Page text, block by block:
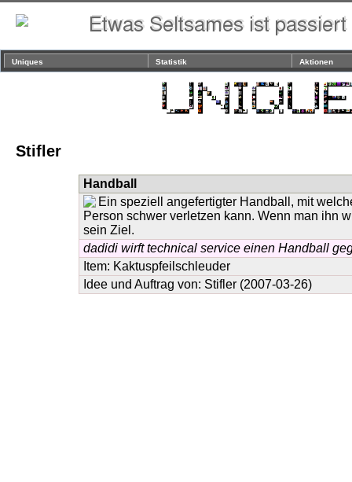
Uniques Statistik Aktionen
Stifler
Handball
Ein speziell angefertigter Handball, mit
Person schwer verletzen kann. Wenn man ihn
sein Ziel.
dadidi wirft technical service einen Handball
Item: Kaktuspfeilschleuder
Idee und Auftrag von: Stifler (2007-03-26)